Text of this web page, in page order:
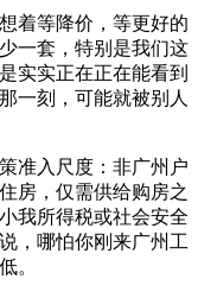
等降价，等更好的
一套，特别是我们这
实实正在正在能看到
一刻，可能就被别人
入尺度：非广州户
房，仅需供给购房之
我所得税或社会安全
，哪怕你刚来广州工
。